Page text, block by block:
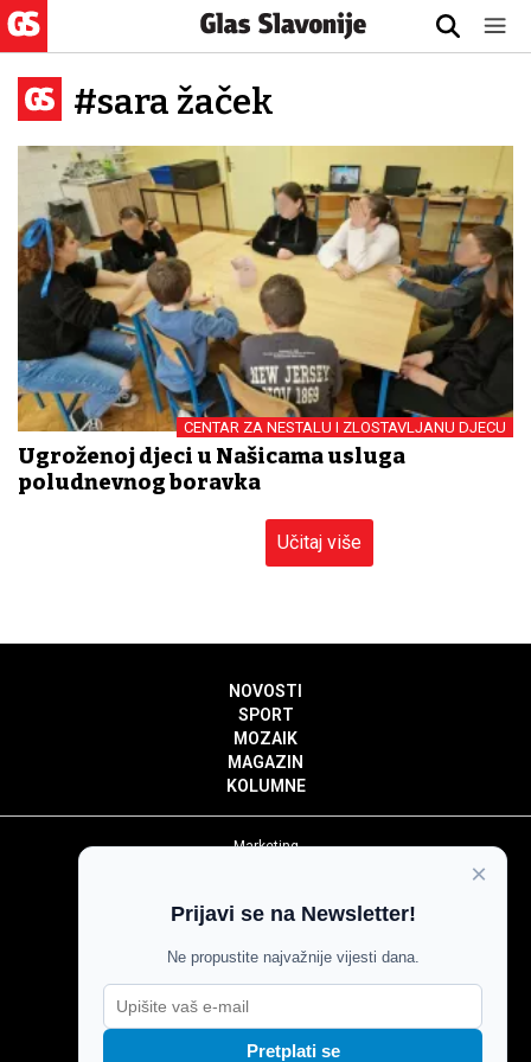
#sara žaček
CENTAR ZA NESTALU I ZLOSTAVLJANU DJECU
Ugroženoj djeci u Našicama usluga
poludnevnog boravka
Učitaj više
NOVOSTI
SPORT
MOZAIK
MAGAZIN
KOLUMNE
Marketing
Impressum
Pravila komentiranja
Agroglas
×
Prijavi se na Newsletter!
Ne propustite najvažnije vijesti dana.
Pretplati se